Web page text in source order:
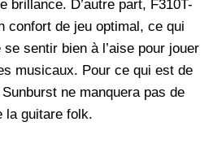
brillance. D’autre part, F310T-
confort de jeu optimal, ce qui
sentir bien à l’aise pour jouer
musicaux. Pour ce qui est de
ne manquera pas de
la guitare folk.